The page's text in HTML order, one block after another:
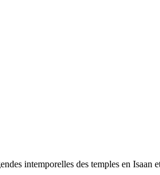
intemporelles des temples en Isaan